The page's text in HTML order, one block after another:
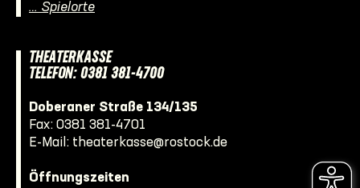
… Spielorte
THEATERKASSE
TELEFON: 0381 381-4700
Doberaner Straße 134/135
Fax: 0381 381-4701
E-Mail: theaterkasse@rostock.de
Öffnungszeiten